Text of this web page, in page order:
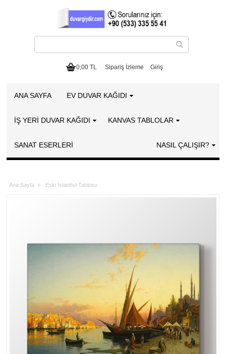
0,00 TL Sipariş İzleme Giriş
ANA SAYFA EV DUVAR KAĞIDI
İŞ YERİ DUVAR KAĞIDI KANVAS TABLOLAR
SANAT ESERLERI NASIL ÇALIŞIR?
Ana Sayfa » Eski İstanbul Tablosu